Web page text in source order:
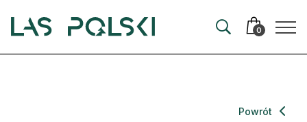
0
Powrót